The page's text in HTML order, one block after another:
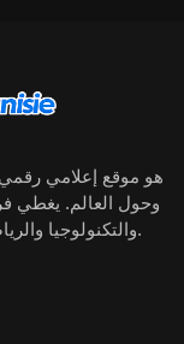
وحول العالم. يغطي
والتكنولوجيا والرياضة، مع التزام دائم بالدقة وموثوقية المعلومات.